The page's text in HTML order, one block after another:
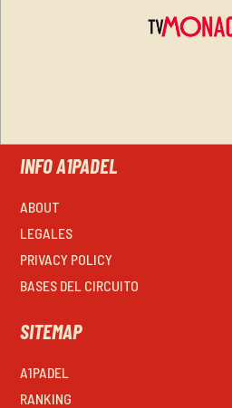
INFO A1PADEL
ABOUT
LEGALES
PRIVACY POLICY
BASES DEL CIRCUITO
SITEMAP
A1PADEL
RANKING